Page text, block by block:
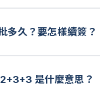
多久？要怎樣續簽？
是什麼意思？